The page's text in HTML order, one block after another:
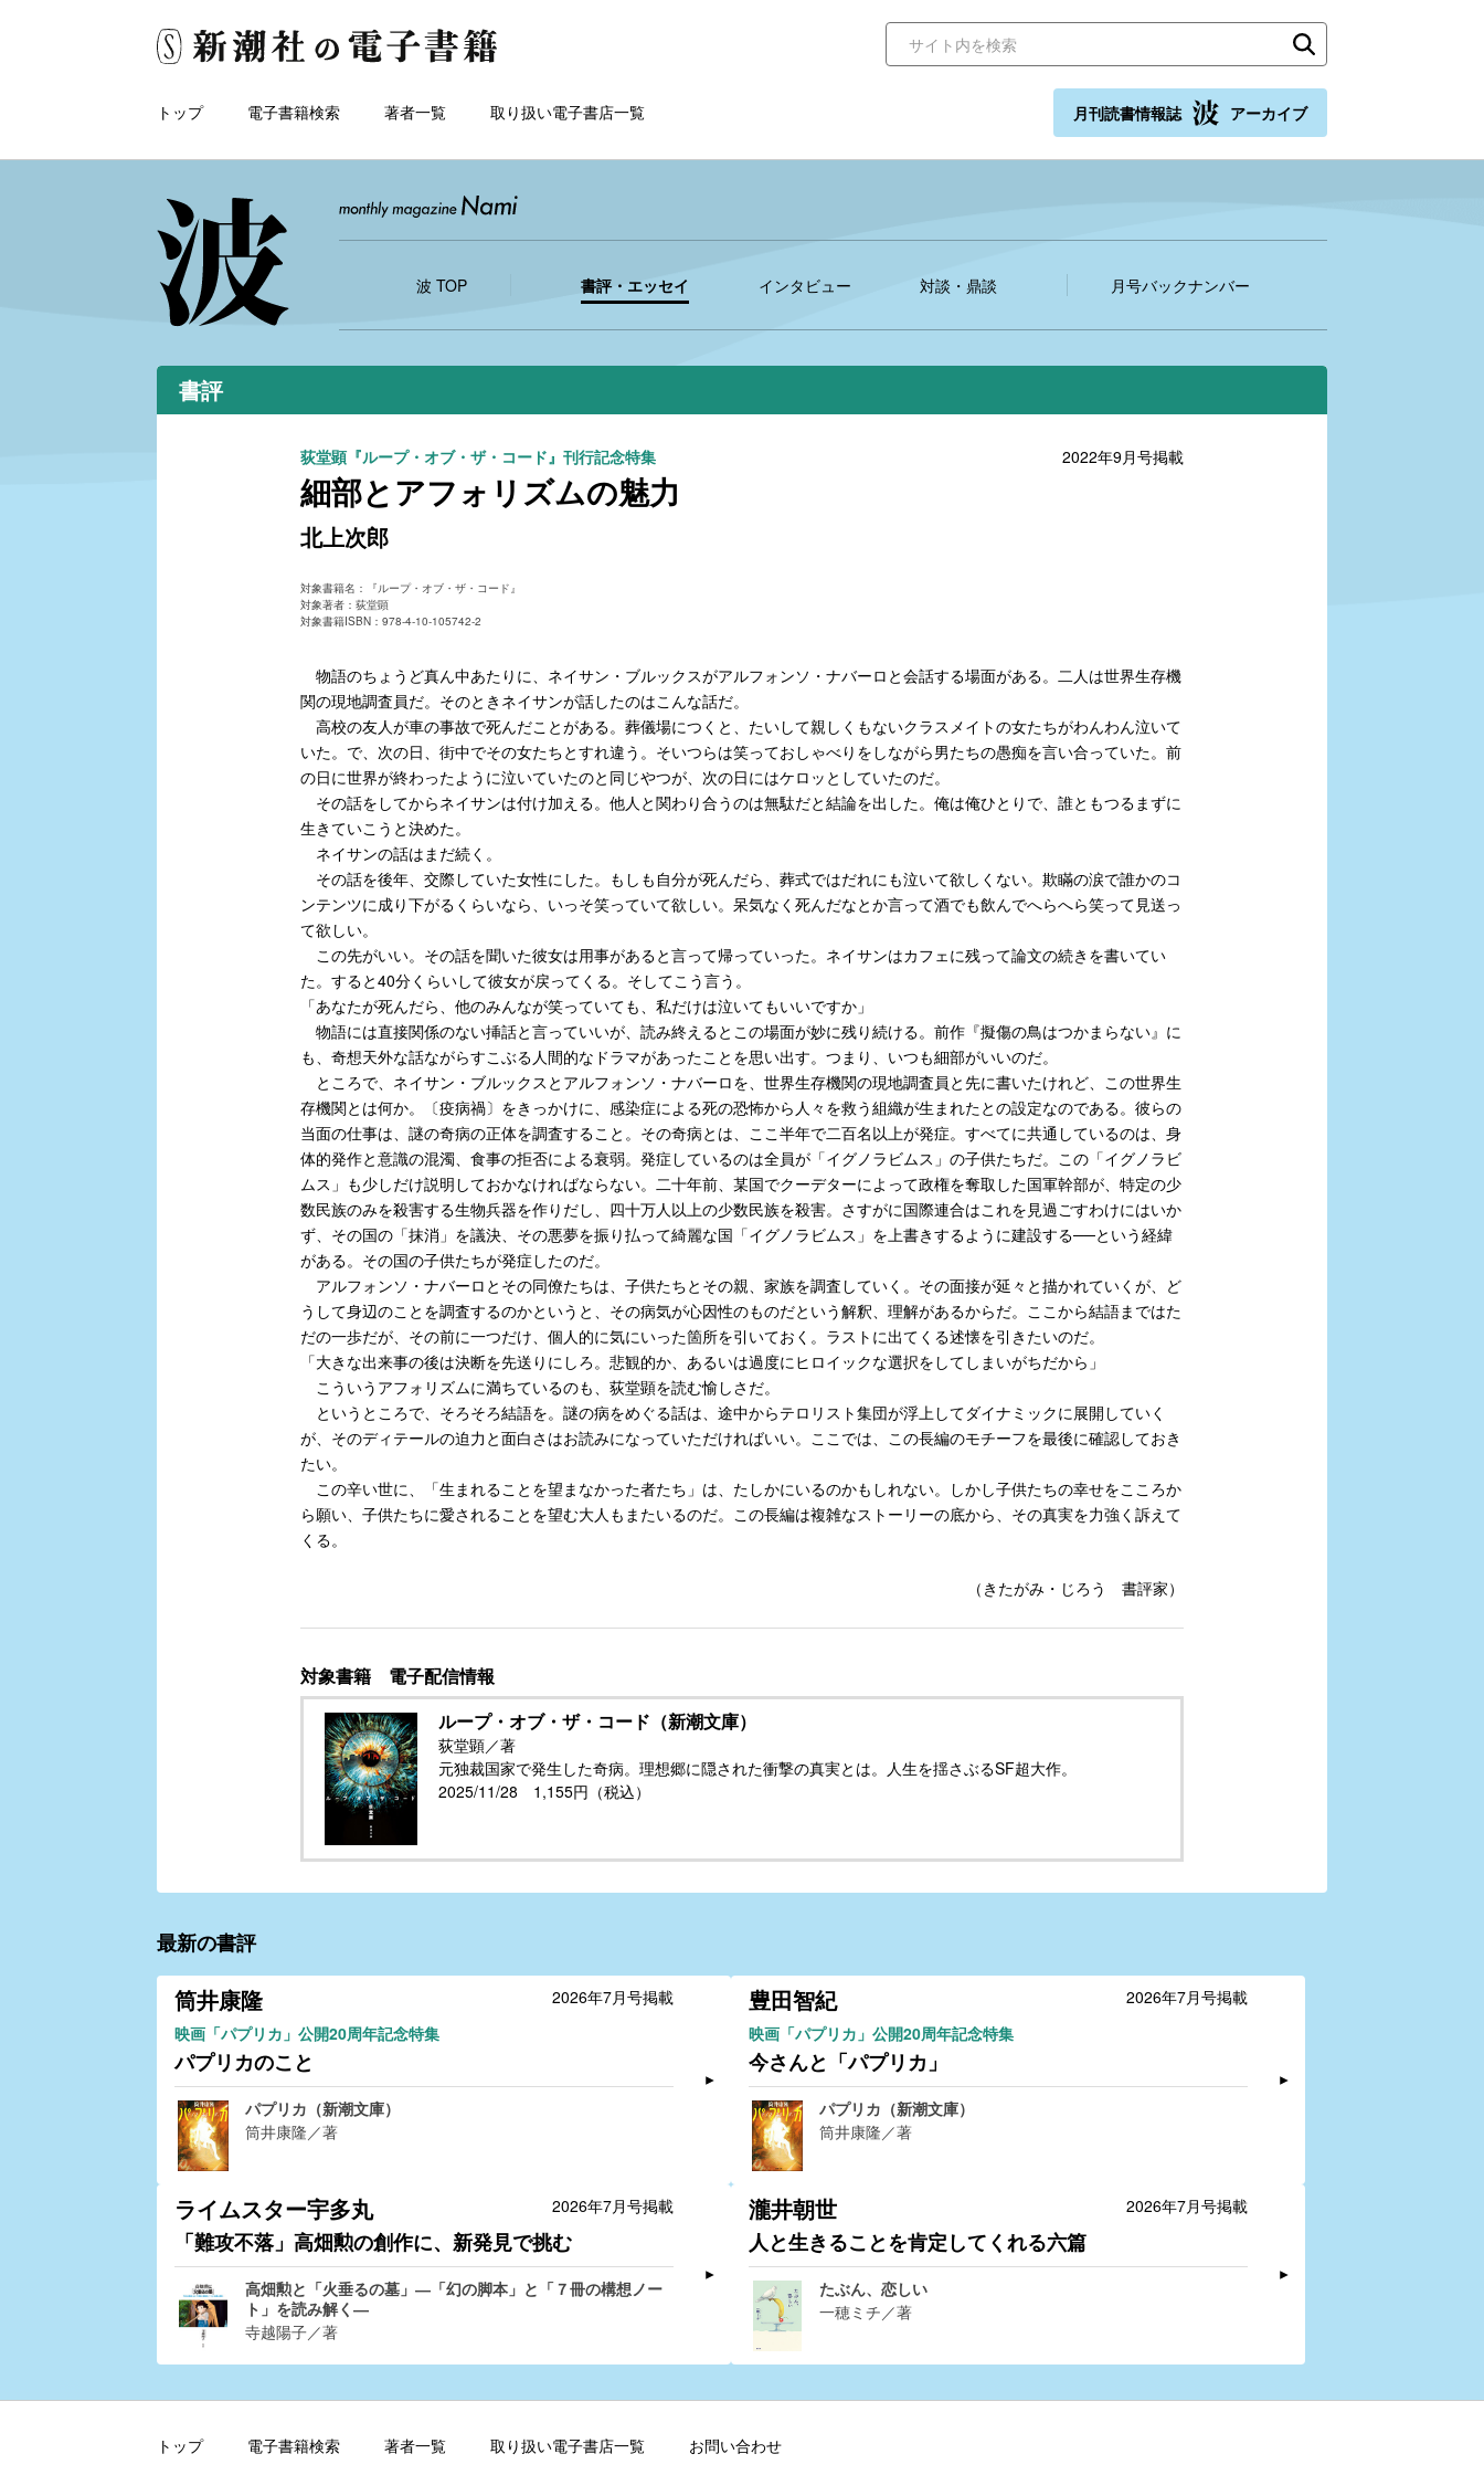
トップ 電子書籍検索 著者一覧 取り扱い電子書店一覧 月刊読書情報誌 アーカイブ
波 TOP 書評・エッセイ インタビュー 対談・鼎談 月号バックナンバー
書評
2022年9月号掲載
荻堂顕『ループ・オブ・ザ・コード』刊行記念特集
細部とアフォリズムの魅力
北上次郎
対象書籍名：『ループ・オブ・ザ・コード』
対象著者：荻堂顕
対象書籍ISBN：978-4-10-105742-2
物語のちょうど真ん中あたりに、ネイサン・ブルックスがアルフォンソ・ナバーロと会話する場面がある。二人は世界生存機
関の現地調査員だ。そのときネイサンが話したのはこんな話だ。
高校の友人が車の事故で死んだことがある。葬儀場につくと、たいして親しくもないクラスメイトの女たちがわんわん泣いて
いた。で、次の日、街中でその女たちとすれ違う。そいつらは笑っておしゃべりをしながら男たちの愚痴を言い合っていた。前
の日に世界が終わったように泣いていたのと同じやつが、次の日にはケロッとしていたのだ。
その話をしてからネイサンは付け加える。他人と関わり合うのは無駄だと結論を出した。俺は俺ひとりで、誰ともつるまずに
生きていこうと決めた。
ネイサンの話はまだ続く。
その話を後年、交際していた女性にした。もしも自分が死んだら、葬式ではだれにも泣いて欲しくない。欺瞞の涙で誰かのコ
ンテンツに成り下がるくらいなら、いっそ笑っていて欲しい。呆気なく死んだなとか言って酒でも飲んでへらへら笑って見送っ
て欲しい。
この先がいい。その話を聞いた彼女は用事があると言って帰っていった。ネイサンはカフェに残って論文の続きを書いてい
た。すると40分くらいして彼女が戻ってくる。そしてこう言う。
「あなたが死んだら、他のみんなが笑っていても、私だけは泣いてもいいですか」
物語には直接関係のない挿話と言っていいが、読み終えるとこの場面が妙に残り続ける。前作『擬傷の鳥はつかまらない』に
も、奇想天外な話ながらすこぶる人間的なドラマがあったことを思い出す。つまり、いつも細部がいいのだ。
ところで、ネイサン・ブルックスとアルフォンソ・ナバーロを、世界生存機関の現地調査員と先に書いたけれど、この世界生
存機関とは何か。〔疫病禍〕をきっかけに、感染症による死の恐怖から人々を救う組織が生まれたとの設定なのである。彼らの
当面の仕事は、謎の奇病の正体を調査すること。その奇病とは、ここ半年で二百名以上が発症。すべてに共通しているのは、身
体的発作と意識の混濁、食事の拒否による衰弱。発症しているのは全員が「イグノラビムス」の子供たちだ。この「イグノラビ
ムス」も少しだけ説明しておかなければならない。二十年前、某国でクーデターによって政権を奪取した国軍幹部が、特定の少
数民族のみを殺害する生物兵器を作りだし、四十万人以上の少数民族を殺害。さすがに国際連合はこれを見過ごすわけにはいか
ず、その国の「抹消」を議決、その悪夢を振り払って綺麗な国「イグノラビムス」を上書きするように建設する──という経緯
がある。その国の子供たちが発症したのだ。
アルフォンソ・ナバーロとその同僚たちは、子供たちとその親、家族を調査していく。その面接が延々と描かれていくが、ど
うして身辺のことを調査するのかというと、その病気が心因性のものだという解釈、理解があるからだ。ここから結語まではた
だの一歩だが、その前に一つだけ、個人的に気にいった箇所を引いておく。ラストに出てくる述懐を引きたいのだ。
「大きな出来事の後は決断を先送りにしろ。悲観的か、あるいは過度にヒロイックな選択をしてしまいがちだから」
こういうアフォリズムに満ちているのも、荻堂顕を読む愉しさだ。
というところで、そろそろ結語を。謎の病をめぐる話は、途中からテロリスト集団が浮上してダイナミックに展開していく
が、そのディテールの迫力と面白さはお読みになっていただければいい。ここでは、この長編のモチーフを最後に確認しておき
たい。
この辛い世に、「生まれることを望まなかった者たち」は、たしかにいるのかもしれない。しかし子供たちの幸せをこころか
ら願い、子供たちに愛されることを望む大人もまたいるのだ。この長編は複雑なストーリーの底から、その真実を力強く訴えて
くる。
（きたがみ・じろう 書評家）
対象書籍 電子配信情報
ループ・オブ・ザ・コード（新潮文庫）
荻堂顕／著
元独裁国家で発生した奇病。理想郷に隠された衝撃の真実とは。人生を揺さぶるSF超大作。
2025/11/28 1,155円（税込）
最新の書評
2026年7月号掲載
筒井康隆
映画「パプリカ」公開20周年記念特集
パプリカのこと
パプリカ（新潮文庫）
筒井康隆／著
2026年7月号掲載
豊田智紀
映画「パプリカ」公開20周年記念特集
今さんと「パプリカ」
パプリカ（新潮文庫）
筒井康隆／著
2026年7月号掲載
ライムスター宇多丸
「難攻不落」高畑勲の創作に、新発見で挑む
高畑勲と「火垂るの墓」―「幻の脚本」と「７冊の構想ノー
ト」を読み解く―
寺越陽子／著
2026年7月号掲載
瀧井朝世
人と生きることを肯定してくれる六篇
たぶん、恋しい
一穂ミチ／著
トップ 電子書籍検索 著者一覧 取り扱い電子書店一覧 お問い合わせ